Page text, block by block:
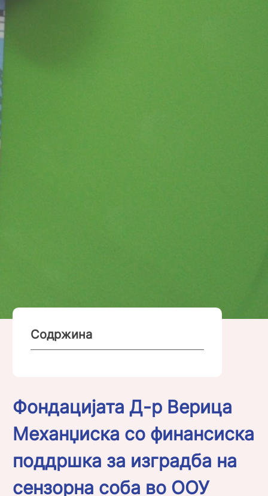
Содржина
Фондацијата Д-р Верица
Механџиска со финансиска
поддршка за изградба на
сензорна соба во ООУ